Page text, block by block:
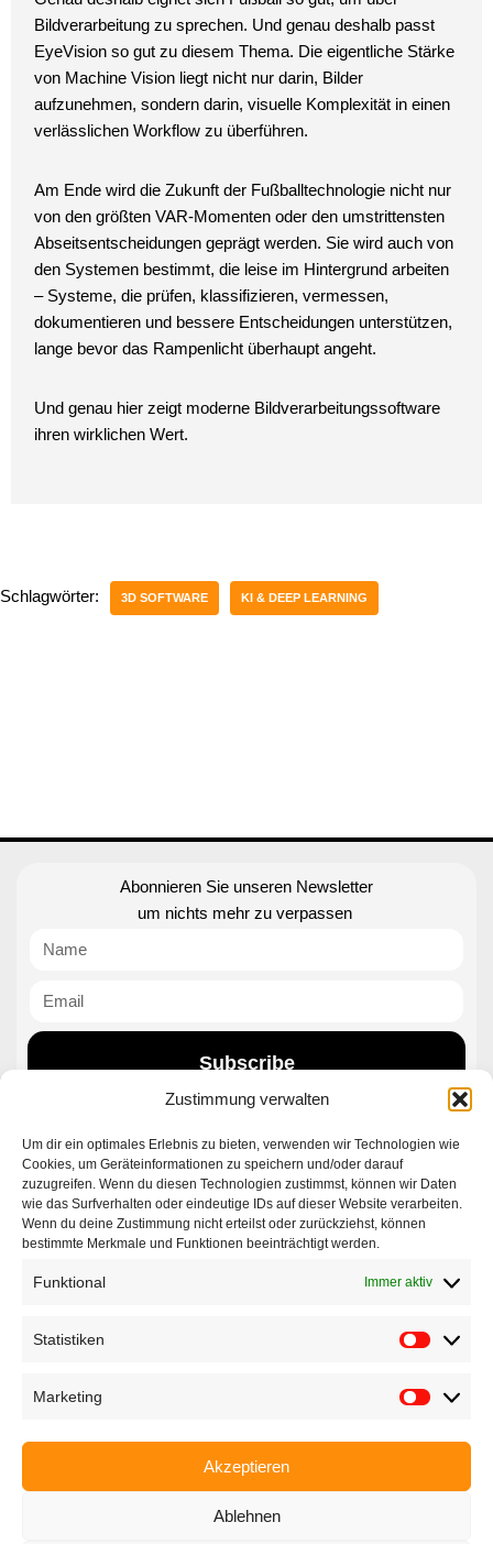
Zustimmung verwalten
Um dir ein optimales Erlebnis zu bieten, verwenden wir Technologien wie
Cookies, um Geräteinformationen zu speichern und/oder darauf
zuzugreifen. Wenn du diesen Technologien zustimmst, können wir Daten
wie das Surfverhalten oder eindeutige IDs auf dieser Website verarbeiten.
Wenn du deine Zustimmung nicht erteilst oder zurückziehst, können
bestimmte Merkmale und Funktionen beeinträchtigt werden.
Funktional Immer aktiv
Statistiken
Marketing
Akzeptieren
Ablehnen
Bildverarbeitung zu sprechen. Und genau deshalb passt
EyeVision so gut zu diesem Thema. Die eigentliche Stärke
von Machine Vision liegt nicht nur darin, Bilder
aufzunehmen, sondern darin, visuelle Komplexität in einen
verlässlichen Workflow zu überführen.
Am Ende wird die Zukunft der Fußballtechnologie nicht nur
von den größten VAR-Momenten oder den umstrittensten
Abseitsentscheidungen geprägt werden. Sie wird auch von
den Systemen bestimmt, die leise im Hintergrund arbeiten
– Systeme, die prüfen, klassifizieren, vermessen,
dokumentieren und bessere Entscheidungen unterstützen,
lange bevor das Rampenlicht überhaupt angeht.
Und genau hier zeigt moderne Bildverarbeitungssoftware
ihren wirklichen Wert.
Schlagwörter: 3D SOFTWARE KI & DEEP LEARNING
Abonnieren Sie unseren Newsletter
um nichts mehr zu verpassen
Subscribe
Contact|Support
Ettlinger Straße 59, 76137 Karlsruhe, Germany
+49 721 668004230
Startseite
Unternehmen